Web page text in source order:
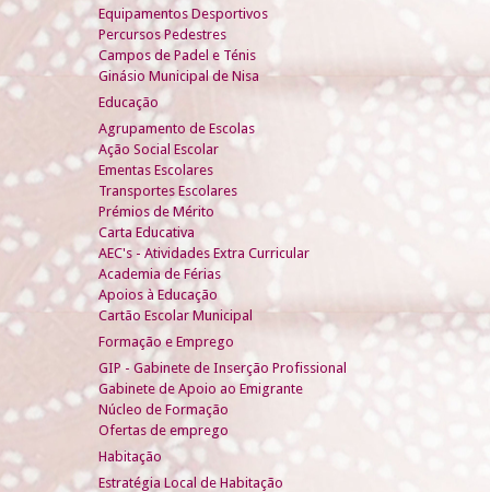
Equipamentos Desportivos
Percursos Pedestres
Campos de Padel e Ténis
Ginásio Municipal de Nisa
Educação
Agrupamento de Escolas
Ação Social Escolar
Ementas Escolares
Transportes Escolares
Prémios de Mérito
Carta Educativa
AEC's - Atividades Extra Curricular
Academia de Férias
Apoios à Educação
Cartão Escolar Municipal
Formação e Emprego
GIP - Gabinete de Inserção Profissional
Gabinete de Apoio ao Emigrante
Núcleo de Formação
Ofertas de emprego
Habitação
Estratégia Local de Habitação